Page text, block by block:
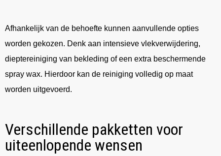
Afhankelijk van de behoefte kunnen aanvullende opties
worden gekozen. Denk aan intensieve vlekverwijdering,
dieptereiniging van bekleding of een extra beschermende
spray wax. Hierdoor kan de reiniging volledig op maat
worden uitgevoerd.
Verschillende pakketten voor
uiteenlopende wensen